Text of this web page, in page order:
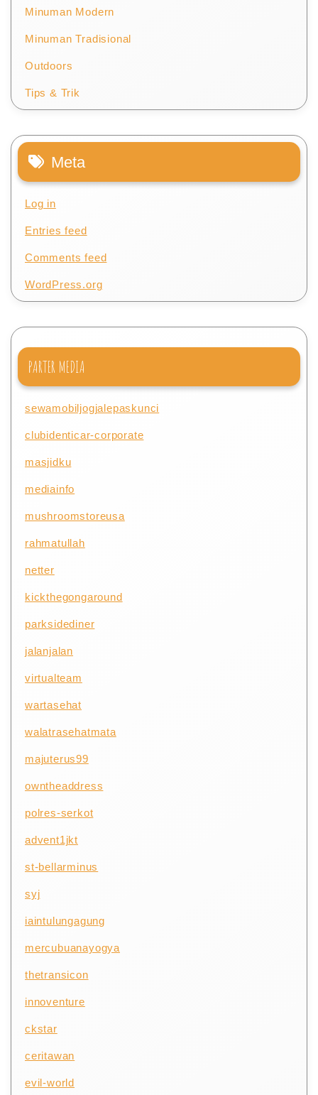
Minuman Modern
Minuman Tradisional
Outdoors
Tips & Trik
Meta
Log in
Entries feed
Comments feed
WordPress.org
PARTER MEDIA
sewamobiljogjalepaskunci
clubidenticar-corporate
masjidku
mediainfo
mushroomstoreusa
rahmatullah
netter
kickthegongaround
parksidediner
jalanjalan
virtualteam
wartasehat
walatrasehatmata
majuterus99
owntheaddress
polres-serkot
advent1jkt
st-bellarminus
syj
iaintulungagung
mercubuanayogya
thetransicon
innoventure
ckstar
ceritawan
evil-world